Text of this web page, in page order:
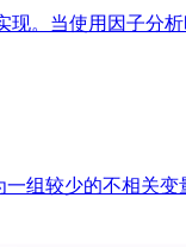
。当使用因子分
组较少的不相关